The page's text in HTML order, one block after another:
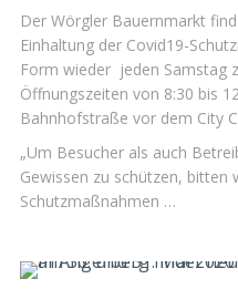
Der Wörgler Bauernmarkt
Einhaltung der Covid19-
Form wieder jeden Samstag
Öffnungszeiten von 8:30 bis
Bahnhofstraße vor dem City
„Um Besucher als auch
Gewissen zu schützen, bitten
Schutzmaßnahmen …